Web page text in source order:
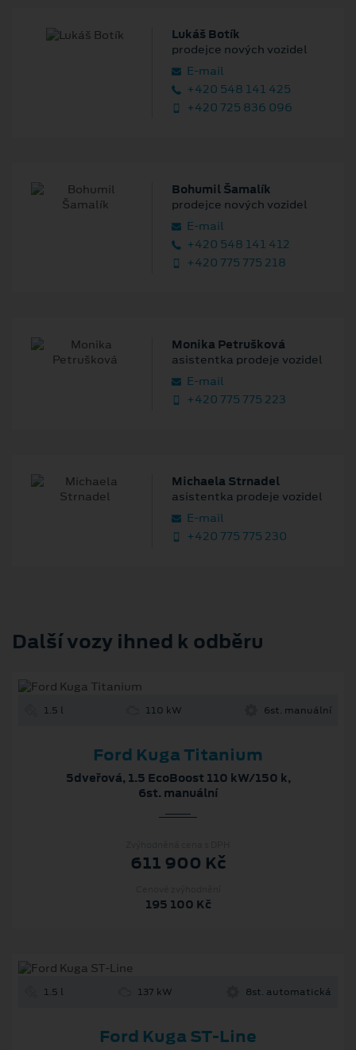
Lukáš Botík
prodejce nových vozidel
E‑mail
+420 548 141 425
+420 725 836 096
Bohumil Šamalík
prodejce nových vozidel
E‑mail
+420 548 141 412
+420 775 775 218
Monika Petrušková
asistentka prodeje vozidel
E‑mail
+420 775 775 223
Michaela Strnadel
asistentka prodeje vozidel
E‑mail
+420 775 775 230
Další vozy ihned k odběru
1.5 l 110 kW 6st. manuální
Ford Kuga Titanium
5dveřová, 1.5 EcoBoost 110 kW/150 k,
6st. manuální
611 900 Kč
195 100 Kč
1.5 l 137 kW 8st. automatická
Ford Kuga ST-Line